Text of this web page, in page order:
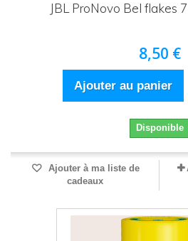
JBL ProNovo Bel flakes
8,50 €
Ajouter au panier
Disponible
Ajouter à ma liste de
cadeaux